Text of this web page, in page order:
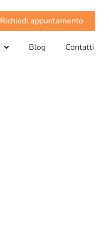
Richiedi appuntamento
Blog Contatti